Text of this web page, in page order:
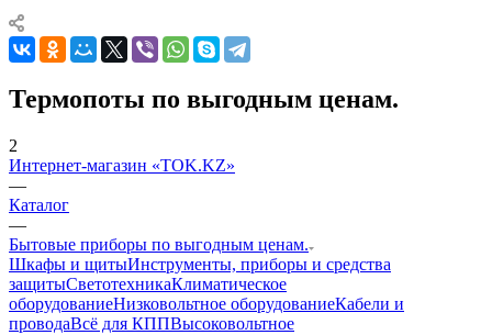
Термопоты по выгодным ценам.
2
Интернет-магазин «TOK.KZ»
—
Каталог
—
Бытовые приборы по выгодным ценам.
Шкафы и щитыИнструменты, приборы и средства
защитыСветотехникаКлиматическое
оборудованиеНизковольтное оборудованиеКабели и
проводаВсё для КППВысоковольтное